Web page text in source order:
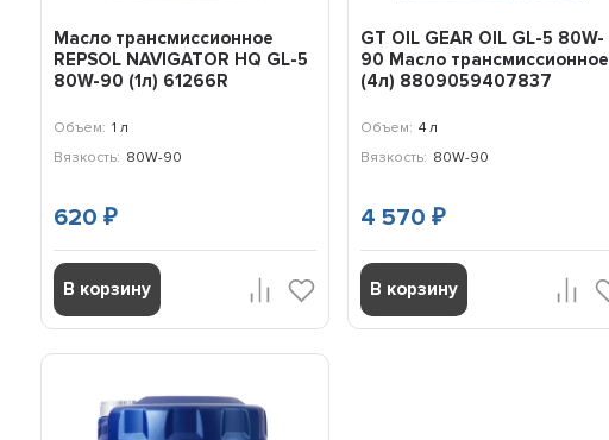
Масло трансмиссионное
REPSOL NAVIGATOR HQ GL-5
80W-90 (1л) 61266R
Объем: 1 л
Вязкость: 80W-90
620₽
В корзину
GT OIL GEAR OIL GL-5 80W-
90 Масло трансмиссионное
(4л) 8809059407837
Объем: 4 л
Вязкость: 80W-90
4 570₽
В корзину